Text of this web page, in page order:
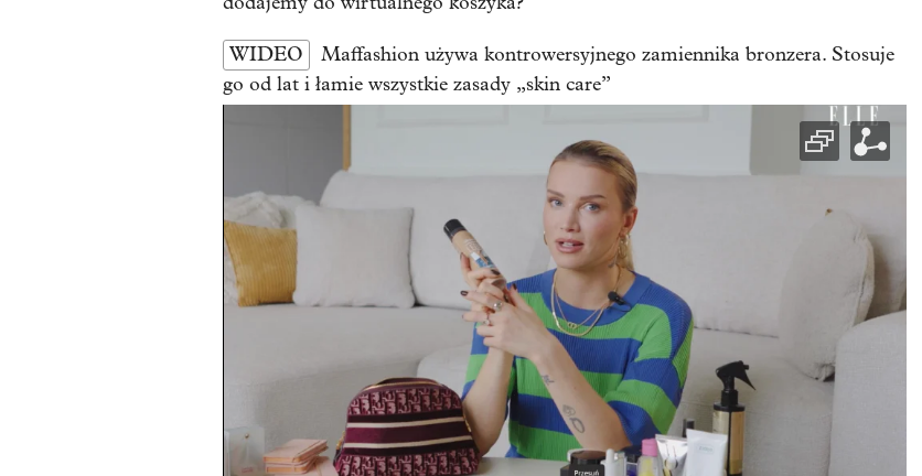
WIDEO
Maffashion używa kontrowersyjnego zamiennika bronzera. Stosuje
go od lat i łamie wszystkie zasady „skin care”